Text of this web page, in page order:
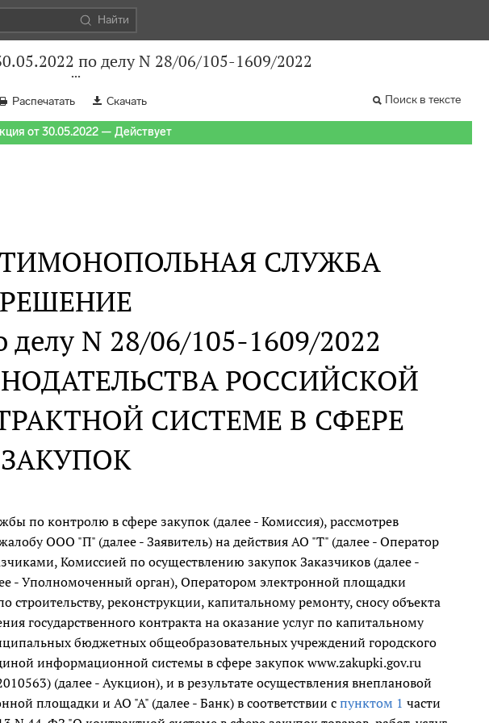
Найти
по делу N 28/06/105-1609/2022
Распечатать Скачать Поиск в тексте
от 30.05.2022 — Действует
СЛУЖБА
РЕШЕНИЕ
делу N 28/06/105-1609/2022
РОССИЙСКОЙ
СИСТЕМЕ В СФЕРЕ
ЗАКУПОК
по контролю в сфере закупок (далее - Комиссия), рассмотрев
ООО "П" (далее - Заявитель) на действия АО "Т" (далее - Оператор
Комиссией по осуществлению закупок Заказчиков (далее -
- Уполномоченный орган), Оператором электронной площадки
строительству, реконструкции, капитальному ремонту, сносу объекта
государственного контракта на оказание услуг по капитальному
бюджетных общеобразовательных учреждений городского
информационной системы в сфере закупок www.zakupki.gov.ru
(далее - Аукцион), и в результате осуществления внеплановой
площадки и АО "А" (далее - Банк) в соответствии спунктом 1 части